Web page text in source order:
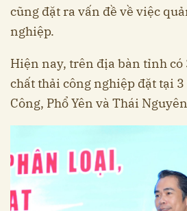
cũng đặt ra vấn đề về việc
nghiệp.
Hiện nay, trên địa bàn tỉnh có
chất thải công nghiệp đặt tại
Công, Phổ Yên và Thái